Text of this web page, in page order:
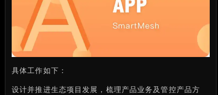
具体工作如下：
设计并推进生态项目发展，梳理产品业务及管控产品方